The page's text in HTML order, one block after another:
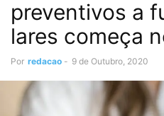
preventivos a
lares começa
Por redacao - 9 de Outubro, 2020